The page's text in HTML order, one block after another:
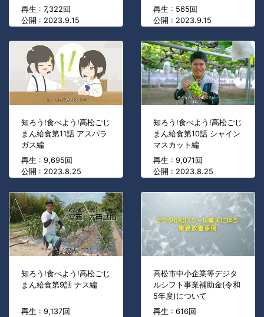
再生 : 7,322回
公開 : 2023.9.15
再生 : 565回
公開 : 2023.9.15
知ろう!食べよう!高松ごじ
まん給食第11話 アスパラ
ガス編
再生 : 9,695回
公開 : 2023.8.25
知ろう!食べよう!高松ごじ
まん給食第10話 シャイン
マスカット編
再生 : 9,071回
公開 : 2023.8.25
知ろう!食べよう!高松ごじ
まん給食第9話 ナス編
再生 : 9,137回
高松市中小企業等デジタ
ルシフト事業補助金(令和
5年度)について
再生 : 616回